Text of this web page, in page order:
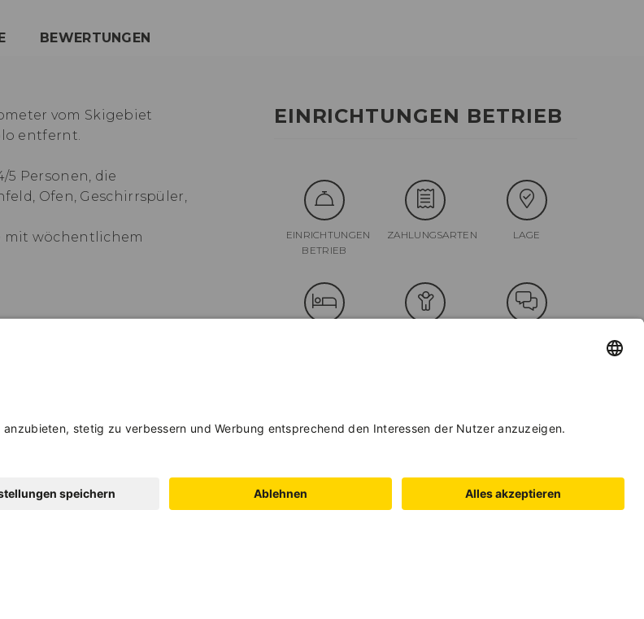
BEWERTUNGEN
vom Skigebiet
entfernt.
Personen, die
Ofen, Geschirrspüler,
mit wöchentlichem
Küche und 1 Bad
Küche und 2 Bäder
entfernt verfügbar)
60,00 Euro für
EINRICHTUNGEN BETRIEB
EINRICHTUNGEN
BETRIEB
ZAHLUNGSARTEN LAGE
Kinder BUCHEN